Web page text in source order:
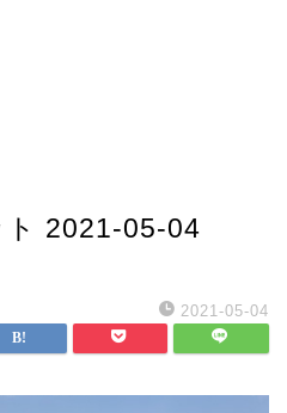
ト 2021-05-04
2021-05-04